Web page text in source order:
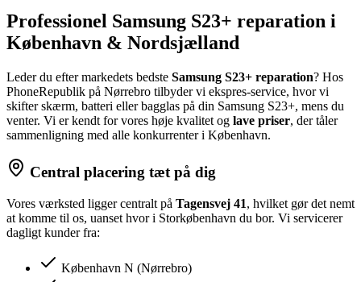
Professionel Samsung S23+ reparation i
København & Nordsjælland
Leder du efter markedets bedste Samsung S23+ reparation? Hos
PhoneRepublik på Nørrebro tilbyder vi ekspres-service, hvor vi
skifter skærm, batteri eller bagglas på din Samsung S23+, mens du
venter. Vi er kendt for vores høje kvalitet og lave priser, der tåler
sammenligning med alle konkurrenter i København.
Central placering tæt på dig
Vores værksted ligger centralt på Tagensvej 41, hvilket gør det nemt
at komme til os, uanset hvor i Storkøbenhavn du bor. Vi servicerer
dagligt kunder fra:
København N (Nørrebro)